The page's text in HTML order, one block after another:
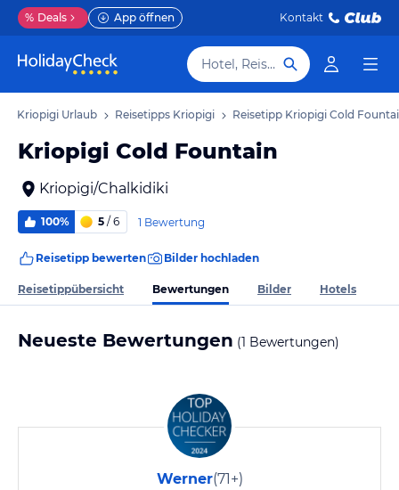
% Deals App öffnen Kontakt
Hotel, Reiseziel
Kriopigi Urlaub Reisetipps Kriopigi Reisetipp Kriopigi Cold
Kriopigi Cold Fountain
Kriopigi/Chalkidiki
100% 5 / 6 1 Bewertung
Reisetipp bewerten Bilder hochladen
Reisetippübersicht Bewertungen Bilder Hotels
Neueste Bewertungen (1 Bewertungen)
Werner(71+)